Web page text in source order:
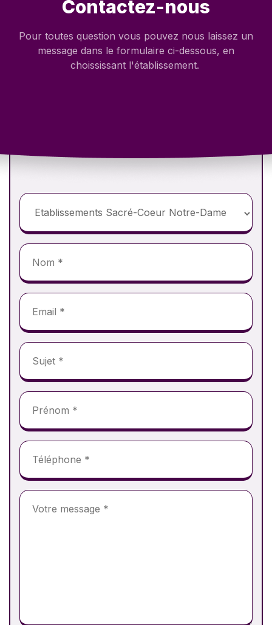
Contactez-nous
Pour toutes question vous pouvez nous laissez un
message dans le formulaire ci-dessous, en
choississant l'établissement.